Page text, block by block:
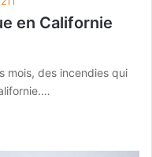
en Californie
mois, des incendies qui